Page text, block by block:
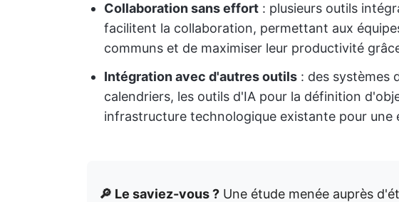
Collaboration sans effort : plusieurs outils
facilitent la collaboration, permettant aux
communs et de maximiser leur productivité
Intégration avec d'autres outils : des systèmes
calendriers, les outils d'IA pour la définition
infrastructure technologique existante pour une
🔎 Le saviez-vous ? Une étude menée auprès